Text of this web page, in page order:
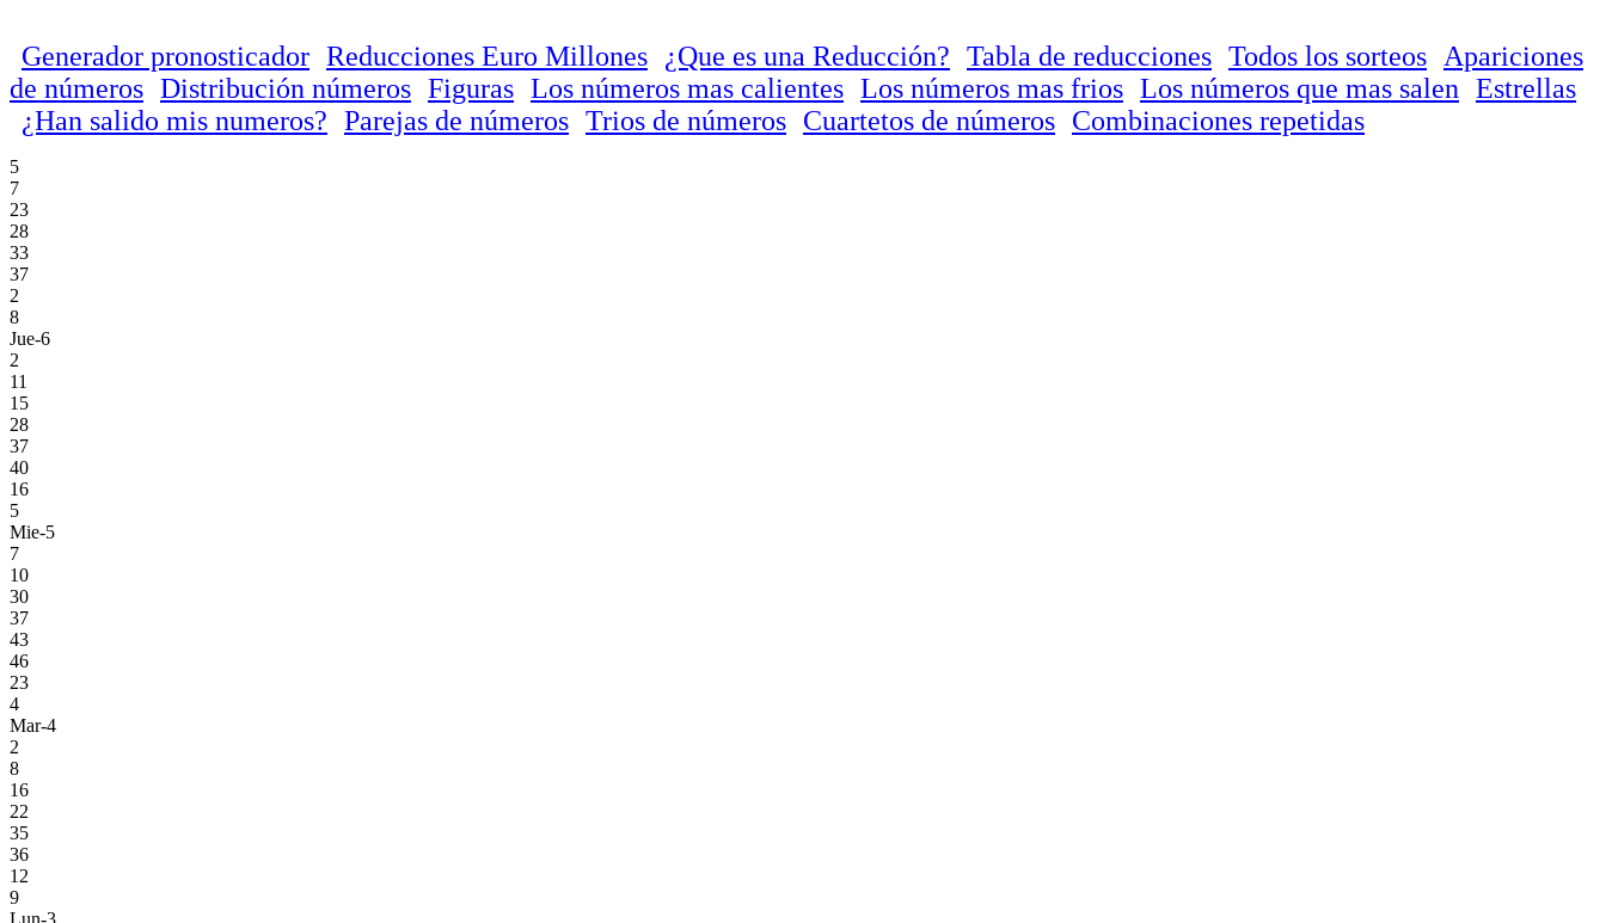
Generador pronosticador Reducciones Euro Millones ¿Que es una Reducción? Tabla de reducciones Todos los sorteos
Apariciones
de números Distribución números Figuras Los números mas calientes Los números mas frios Los números que mas salen Estrellas
¿Han salido mis numeros? Parejas de números Trios de números Cuartetos de números Combinaciones repetidas
5
7
23
28
33
37
2
8
Jue-6
2
11
15
28
37
40
16
5
Mie-5
7
10
30
37
43
46
23
4
Mar-4
2
8
16
22
35
36
12
9
Lun-3